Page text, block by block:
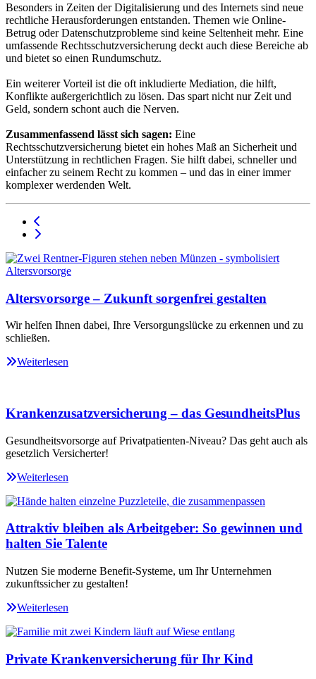
Besonders in Zeiten der Digitalisierung und des Internets sind neue
rechtliche Herausforderungen entstanden. Themen wie Online-
Betrug oder Datenschutzprobleme sind keine Seltenheit mehr. Eine
umfassende Rechtsschutzversicherung deckt auch diese Bereiche ab
und bietet so einen Rundumschutz.
Ein weiterer Vorteil ist die oft inkludierte Mediation, die hilft,
Konflikte außergerichtlich zu lösen. Das spart nicht nur Zeit und
Geld, sondern schont auch die Nerven.
Zusammenfassend lässt sich sagen: Eine
Rechtsschutzversicherung bietet ein hohes Maß an Sicherheit und
Unterstützung in rechtlichen Fragen. Sie hilft dabei, schneller und
einfacher zu seinem Recht zu kommen – und das in einer immer
komplexer werdenden Welt.
Altersvorsorge – Zukunft sorgenfrei gestalten
Wir helfen Ihnen dabei, Ihre Versorgungslücke zu erkennen und zu
schließen.
Weiterlesen
Krankenzusatzversicherung – das GesundheitsPlus
Gesundheitsvorsorge auf Privatpatienten-Niveau? Das geht auch als
gesetzlich Versicherter!
Weiterlesen
Attraktiv bleiben als Arbeitgeber: So gewinnen und
halten Sie Talente
Nutzen Sie moderne Benefit-Systeme, um Ihr Unternehmen
zukunftssicher zu gestalten!
Weiterlesen
Private Krankenversicherung für Ihr Kind